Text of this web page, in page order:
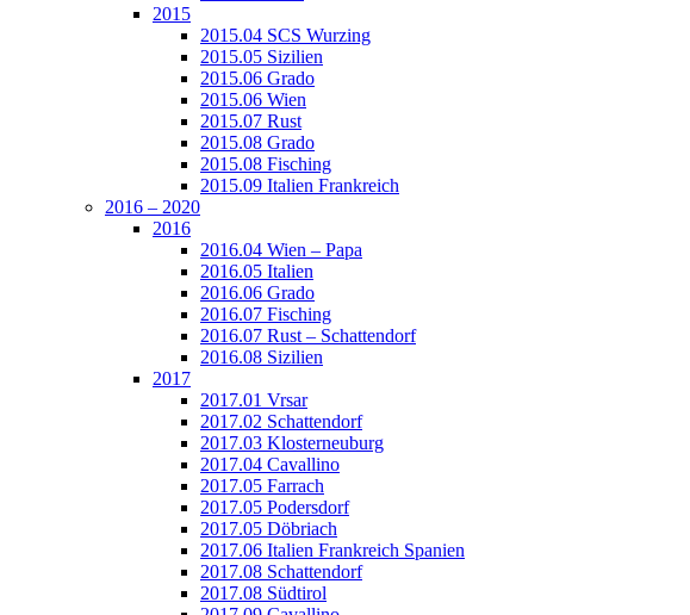
2015
2015.04 SCS Wurzing
2015.05 Sizilien
2015.06 Grado
2015.06 Wien
2015.07 Rust
2015.08 Grado
2015.08 Fisching
2015.09 Italien Frankreich
2016 – 2020
2016
2016.04 Wien – Papa
2016.05 Italien
2016.06 Grado
2016.07 Fisching
2016.07 Rust – Schattendorf
2016.08 Sizilien
2017
2017.01 Vrsar
2017.02 Schattendorf
2017.03 Klosterneuburg
2017.04 Cavallino
2017.05 Farrach
2017.05 Podersdorf
2017.05 Döbriach
2017.06 Italien Frankreich Spanien
2017.08 Schattendorf
2017.08 Südtirol